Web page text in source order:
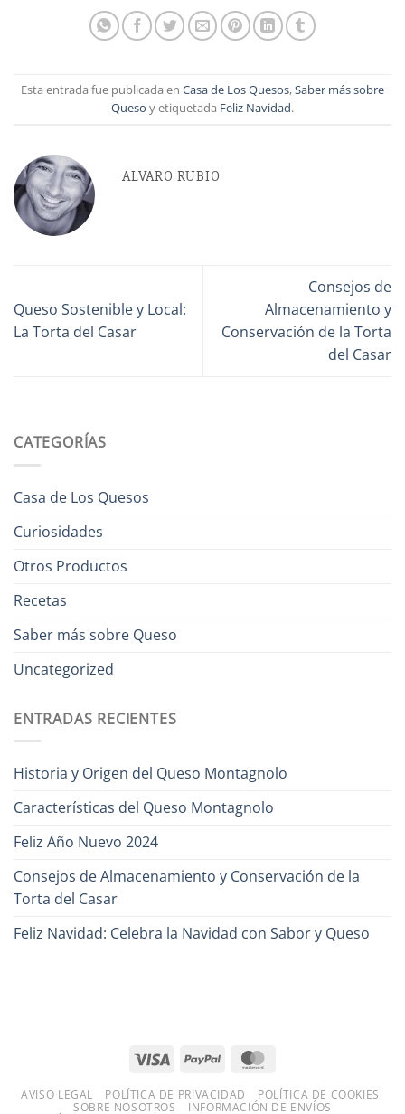
Esta entrada fue publicada en Casa de Los Quesos,Saber más sobre
Queso y etiquetada Feliz Navidad.
ALVARO RUBIO
Queso Sostenible y Local:
La Torta del Casar
Consejos de
Almacenamiento y
Conservación de la Torta
del Casar
CATEGORÍAS
Casa de Los Quesos
Curiosidades
Otros Productos
Recetas
Saber más sobre Queso
Uncategorized
ENTRADAS RECIENTES
Historia y Origen del Queso Montagnolo
Características del Queso Montagnolo
Feliz Año Nuevo 2024
Consejos de Almacenamiento y Conservación de la
Torta del Casar
Feliz Navidad: Celebra la Navidad con Sabor y Queso
AVISO LEGAL POLÍTICA DE PRIVACIDAD
POLÍTICA DE COOKIES
SOBRE NOSOTROS
INFORMACIÓN DE ENVÍOS